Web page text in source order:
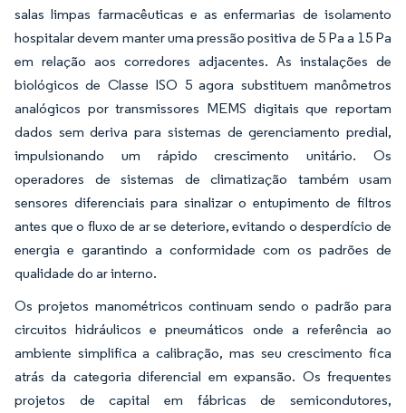
salas limpas farmacêuticas e as enfermarias de isolamento
hospitalar devem manter uma pressão positiva de 5 Pa a 15 Pa
em relação aos corredores adjacentes. As instalações de
biológicos de Classe ISO 5 agora substituem manômetros
analógicos por transmissores MEMS digitais que reportam
dados sem deriva para sistemas de gerenciamento predial,
impulsionando um rápido crescimento unitário. Os
operadores de sistemas de climatização também usam
sensores diferenciais para sinalizar o entupimento de filtros
antes que o fluxo de ar se deteriore, evitando o desperdício de
energia e garantindo a conformidade com os padrões de
qualidade do ar interno.
Os projetos manométricos continuam sendo o padrão para
circuitos hidráulicos e pneumáticos onde a referência ao
ambiente simplifica a calibração, mas seu crescimento fica
atrás da categoria diferencial em expansão. Os frequentes
projetos de capital em fábricas de semicondutores,